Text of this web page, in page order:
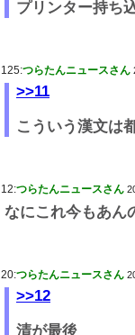
プリンター持ち
125:つらたんニュースさん
>>11
こういう漢文は
12:つらたんニュースさん
なにこれ今もあん
20:つらたんニュースさん
>>12
清が最後